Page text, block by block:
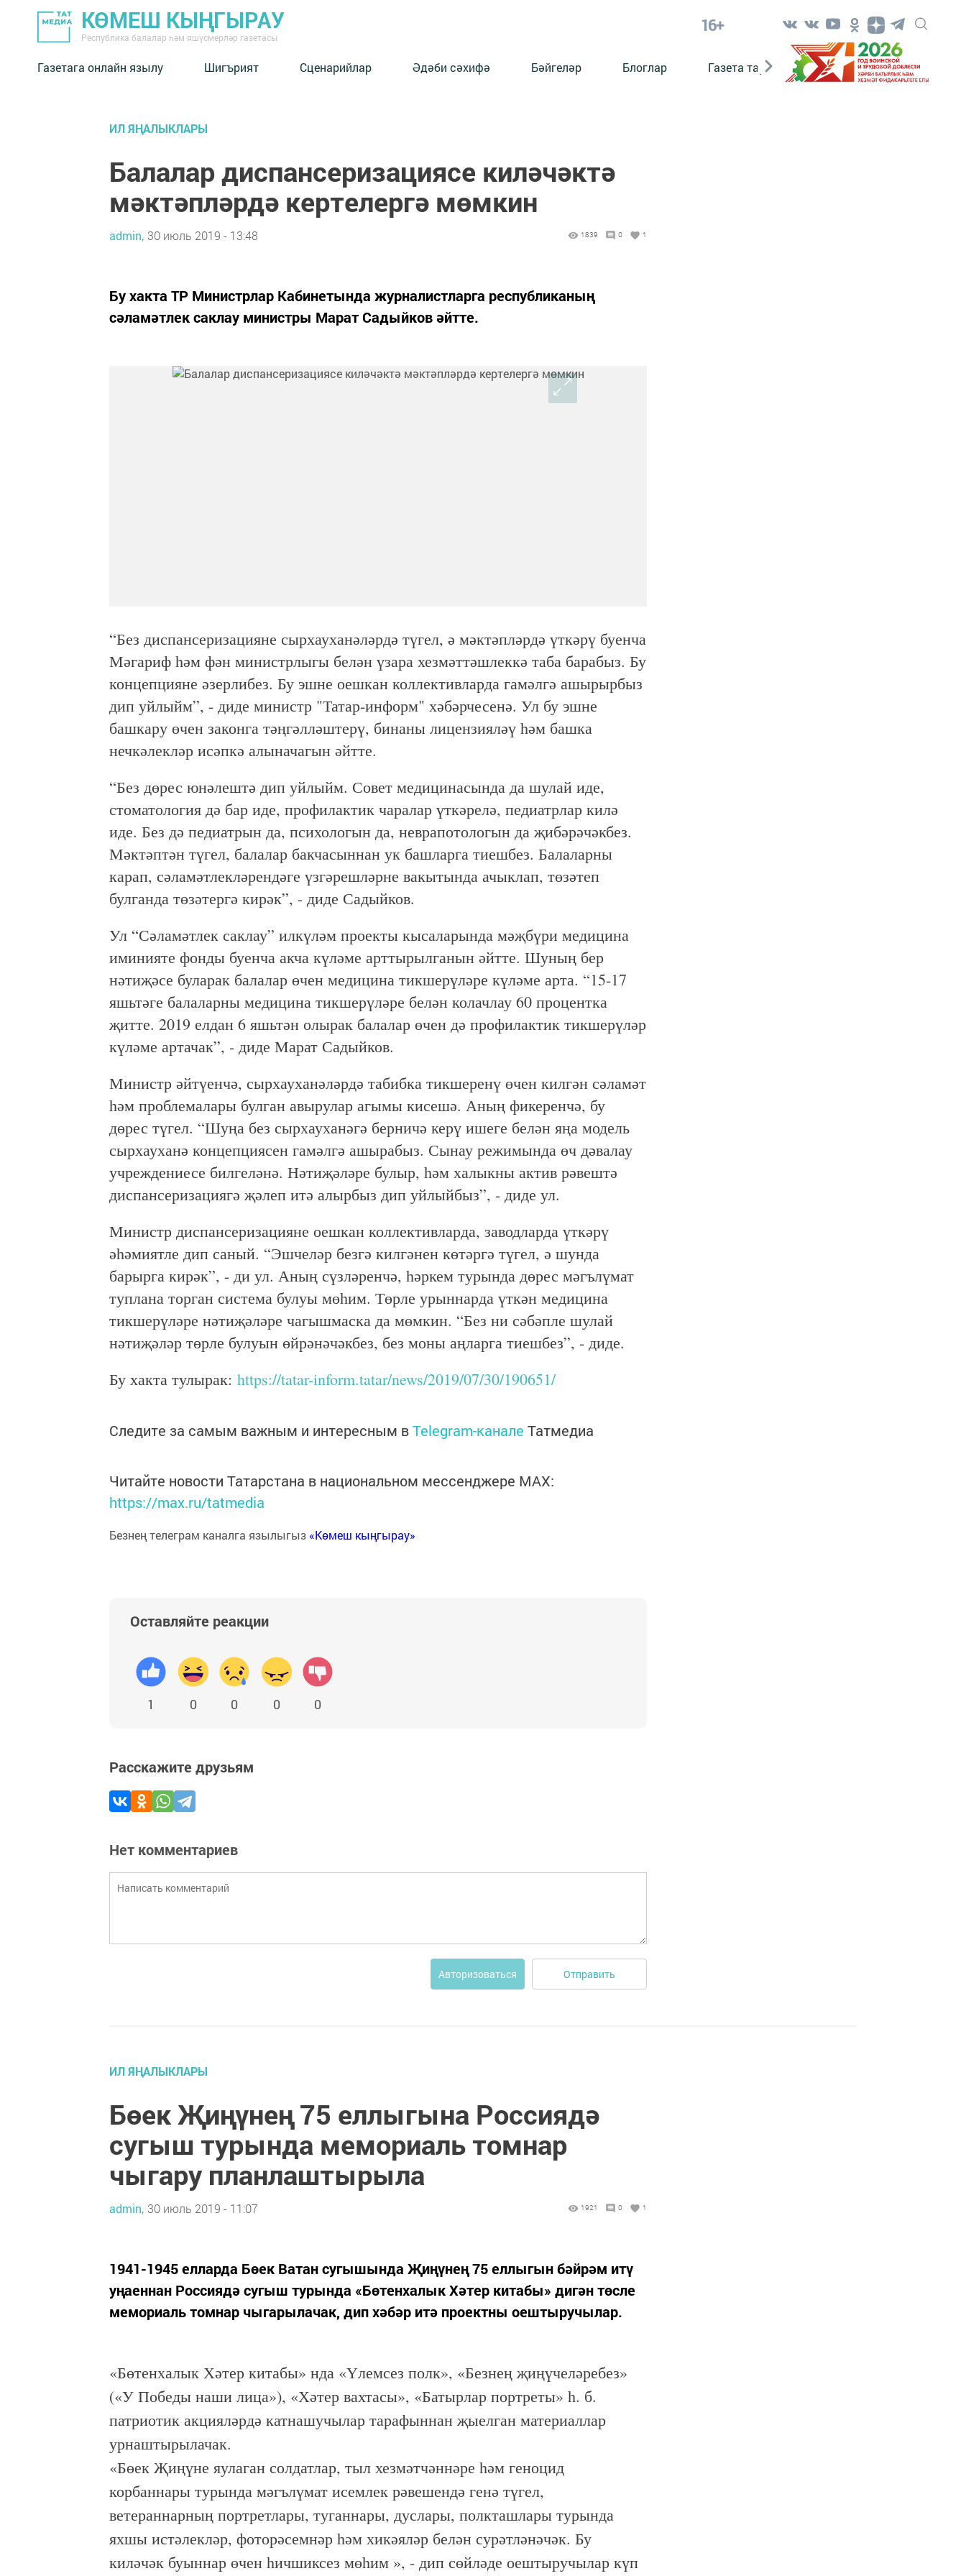
КӨМЕШ КЫҢГЫРАУ
Республика балалар һәм яшүсмерләр газетасы
16+
Газетага онлайн язылу Шигърият Сценарийлар Әдәби сәхифә Бәйгеләр Блоглар Газета тарихы Әкият Әкият
ИЛ ЯҢАЛЫКЛАРЫ
Балалар диспансеризациясе киләчәктә
мәктәпләрдә кертелергә мөмкин
admin, 30 июль 2019 - 13:48 1839 0 1
Бу хакта ТР Министрлар Кабинетында журналистларга республиканың
сәламәтлек саклау министры Марат Садыйков әйтте.
“Без диспансеризацияне сырхауханәләрдә түгел, ә мәктәпләрдә үткәрү буенча
Мәгариф һәм фән министрлыгы белән үзара хезмәттәшлеккә таба барабыз. Бу
концепцияне әзерлибез. Бу эшне оешкан коллективларда гамәлгә ашырырбыз
дип уйлыйм”, - диде министр "Татар-информ" хәбәрчесенә. Ул бу эшне
башкару өчен законга тәңгәлләштерү, бинаны лицензияләү һәм башка
нечкәлекләр исәпкә алыначагын әйтте.
“Без дөрес юнәлештә дип уйлыйм. Совет медицинасында да шулай иде,
стоматология дә бар иде, профилактик чаралар үткәрелә, педиатрлар килә
иде. Без дә педиатрын да, психологын да, неврапотологын да җибәрәчәкбез.
Мәктәптән түгел, балалар бакчасыннан ук башларга тиешбез. Балаларны
карап, сәламәтлекләрендәге үзгәрешләрне вакытында ачыклап, төзәтеп
булганда төзәтергә кирәк”, - диде Садыйков.
Ул “Сәламәтлек саклау” илкүләм проекты кысаларында мәҗбүри медицина
иминияте фонды буенча акча күләме арттырылганын әйтте. Шуның бер
нәтиҗәсе буларак балалар өчен медицина тикшерүләре күләме арта. “15-17
яшьтәге балаларны медицина тикшерүләре белән колачлау 60 процентка
җитте. 2019 елдан 6 яшьтән олырак балалар өчен дә профилактик тикшерүләр
күләме артачак”, - диде Марат Садыйков.
Министр әйтүенчә, сырхауханәләрдә табибка тикшеренү өчен килгән сәламәт
һәм проблемалары булган авырулар агымы кисешә. Аның фикеренчә, бу
дөрес түгел. “Шуңа без сырхауханәгә берничә керү ишеге белән яңа модель
сырхауханә концепциясен гамәлгә ашырабыз. Сынау режимында өч дәвалау
учреждениесе билгеләнә. Нәтиҗәләре булыр, һәм халыкны актив рәвештә
диспансеризациягә җәлеп итә алырбыз дип уйлыйбыз”, - диде ул.
Министр диспансеризацияне оешкан коллективларда, заводларда үткәрү
әһәмиятле дип саный. “Эшчеләр безгә килгәнен көтәргә түгел, ә шунда
барырга кирәк”, - ди ул. Аның сүзләренчә, һәркем турында дөрес мәгълүмат
туплана торган система булуы мөһим. Төрле урыннарда үткән медицина
тикшерүләре нәтиҗәләре чагышмаска да мөмкин. “Без ни сәбәпле шулай
нәтиҗәләр төрле булуын өйрәнәчәкбез, без моны аңларга тиешбез”, - диде.
Бу хакта тулырак: https://tatar-inform.tatar/news/2019/07/30/190651/
Следите за самым важным и интересным вTelegram-канале Татмедиа
Читайте новости Татарстана в национальном мессенджере MАХ:
https://max.ru/tatmedia
Безнең телеграм каналга язылыгыз «Көмеш кыңгырау»
Оставляйте реакции
1 0 0 0 0
Расскажите друзьям
Нет комментариев
Авторизоваться Отправить
ИЛ ЯҢАЛЫКЛАРЫ
Бөек Җиңүнең 75 еллыгына Россиядә
сугыш турында мемориаль томнар
чыгару планлаштырыла
admin, 30 июль 2019 - 11:07 1921 0 1
1941-1945 елларда Бөек Ватан сугышында Җиңүнең 75 еллыгын бәйрәм итү
уңаеннан Россиядә сугыш турында «Бөтенхалык Хәтер китабы» дигән төсле
мемориаль томнар чыгарылачак, дип хәбәр итә проектны оештыручылар.
«Бөтенхалык Хәтер китабы» нда «Үлемсез полк», «Безнең җиңүчеләребез»
(«У Победы наши лица»), «Хәтер вахтасы», «Батырлар портреты» һ. б.
патриотик акцияләрдә катнашучылар тарафыннан җыелган материаллар
урнаштырылачак.
«Бөек Җиңүне яулаган солдатлар, тыл хезмәтчәннәре һәм геноцид
корбаннары турында мәгълүмат исемлек рәвешендә генә түгел,
ветераннарның портретлары, туганнары, дуслары, полкташлары турында
яхшы истәлекләр, фоторәсемнәр һәм хикәяләр белән сурәтләнәчәк. Бу
киләчәк буыннар өчен һичшиксез мөһим », - дип сөйләде оештыручылар күп